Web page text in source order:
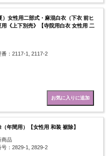
）女性用二部式・麻混白衣（下衣 前ヒ
《上下別売》【寺院用白衣 女性用 二
：2117-1, 2117-2
年間用）【女性用 和装 裾除】
商品
：2829-1, 2829-2